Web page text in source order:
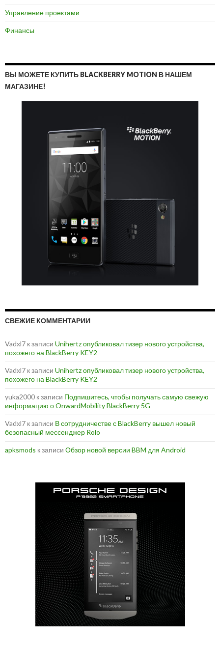
Управление проектами
Финансы
ВЫ МОЖЕТЕ КУПИТЬ BLACKBERRY MOTION В НАШЕМ
МАГАЗИНЕ!
СВЕЖИЕ КОММЕНТАРИИ
Vadxl7 к записи Unihertz опубликовал тизер нового устройства,
похожего на BlackBerry KEY2
Vadxl7 к записи Unihertz опубликовал тизер нового устройства,
похожего на BlackBerry KEY2
yuka2000 к записи Подпишитесь, чтобы получать самую свежую
информацию о OnwardMobility BlackBerry 5G
Vadxl7 к записи В сотрудничестве с BlackBerry вышел новый
безопасный мессенджер Rolo
apksmods к записи Обзор новой версии BBM для Android